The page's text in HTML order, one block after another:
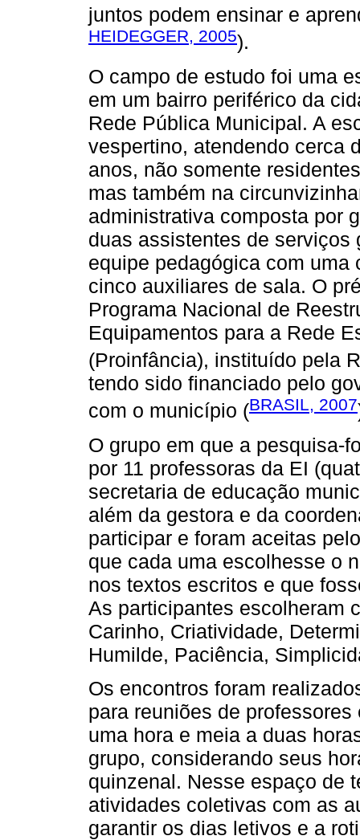
juntos podem ensinar e
HEIDEGGER, 2005).
O campo de estudo foi uma
em um bairro periférico da
Rede Pública Municipal. A
vespertino, atendendo cerca
anos, não somente
mas também na
administrativa composta por
duas assistentes de serviços
equipe pedagógica com uma
cinco auxiliares de sala. O
Programa Nacional de
Equipamentos para a Rede
(Proinfância), instituído pela
tendo sido financiado pelo
com o município (BRASIL, 2007
O grupo em que a pesquisa-
por 11 professoras da EI
secretaria de educação
além da gestora e da
participar e foram aceitas
que cada uma escolhesse o
nos textos escritos e que
As participantes escolheram
Carinho, Criatividade,
Humilde, Paciência,
Os encontros foram
para reuniões de
uma hora e meia a duas
grupo, considerando seus
quinzenal. Nesse espaço de
atividades coletivas com as
garantir os dias letivos e a